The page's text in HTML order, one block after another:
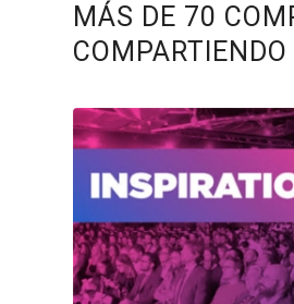
MÁS DE 70